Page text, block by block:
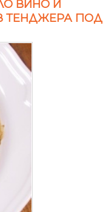
ВИНО И
ТЕНДЖЕРА ПОД